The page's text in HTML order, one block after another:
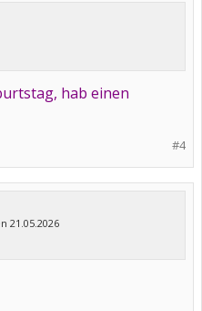
hab einen
#4
21.05.2026